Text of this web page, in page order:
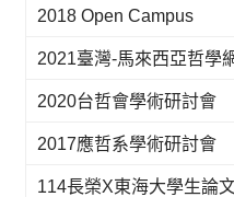
2018 Open Campus
2021臺灣-馬來西亞哲學
2020台哲會學術研討會
2017應哲系學術研討會
114長榮X東海大學生論